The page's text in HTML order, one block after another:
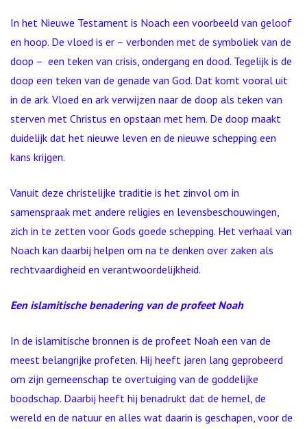
In het Nieuwe Testament is Noach een voorbeeld van geloof
en hoop. De vloed is er – verbonden met de symboliek van de
doop – een teken van crisis, ondergang en dood. Tegelijk is de
doop een teken van de genade van God. Dat komt vooral uit
in de ark. Vloed en ark verwijzen naar de doop als teken van
sterven met Christus en opstaan met hem. De doop maakt
duidelijk dat het nieuwe leven en de nieuwe schepping een
kans krijgen.
Vanuit deze christelijke traditie is het zinvol om in
samenspraak met andere religies en levensbeschouwingen,
zich in te zetten voor Gods goede schepping. Het verhaal van
Noach kan daarbij helpen om na te denken over zaken als
rechtvaardigheid en verantwoordelijkheid.
Een islamitische benadering van de profeet Noah
In de islamitische bronnen is de profeet Noah een van de
meest belangrijke profeten. Hij heeft jaren lang geprobeerd
om zijn gemeenschap te overtuiging van de goddelijke
boodschap. Daarbij heeft hij benadrukt dat de hemel, de
wereld en de natuur en alles wat daarin is geschapen, voor de